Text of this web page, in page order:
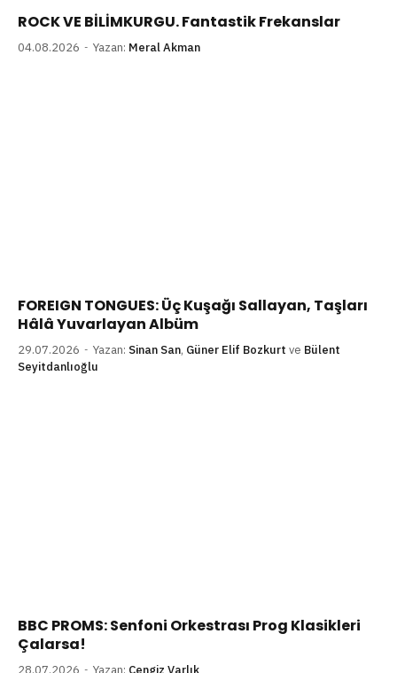
ROCK VE BİLİMKURGU. Fantastik Frekanslar
04.08.2026 Yazan: Meral Akman
FOREIGN TONGUES: Üç Kuşağı Sallayan, Taşları
Hâlâ Yuvarlayan Albüm
29.07.2026 Yazan: Sinan San, Güner Elif Bozkurt ve Bülent
Seyitdanlıoğlu
BBC PROMS: Senfoni Orkestrası Prog Klasikleri
Çalarsa!
28.07.2026 Yazan: Cengiz Varlık